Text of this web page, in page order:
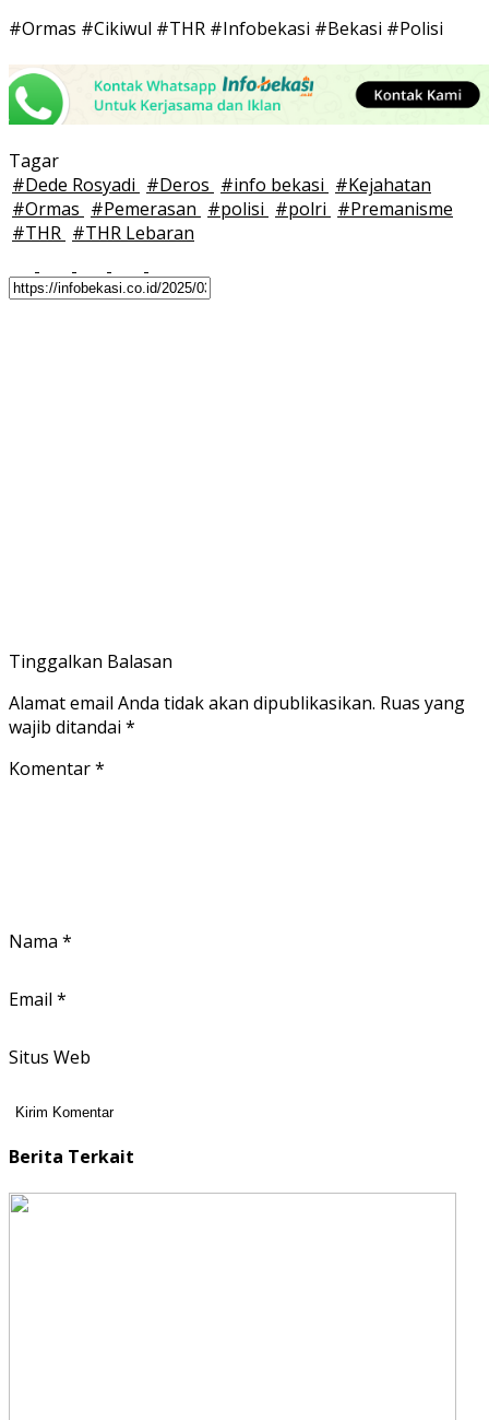
#Ormas #Cikiwul #THR #Infobekasi #Bekasi #Polisi
Tagar
#Dede Rosyadi #Deros #info bekasi #Kejahatan
#Ormas #Pemerasan #polisi #polri #Premanisme
#THR #THR Lebaran
Tinggalkan Balasan
Alamat email Anda tidak akan dipublikasikan. Ruas yang
wajib ditandai *
Komentar*
Nama *
Email *
Situs Web
Berita Terkait